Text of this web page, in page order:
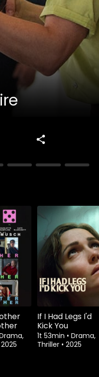
2025
If I Had Legs I'd
Kick You
1t 53min • Drama,
Thriller • 2025